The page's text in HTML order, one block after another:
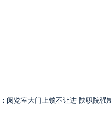
阅览室大门上锁不让进 陕职院强